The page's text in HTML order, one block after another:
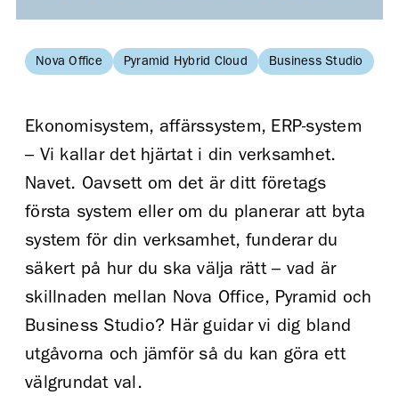
Nova Office Pyramid Hybrid Cloud Business Studio
Ekonomisystem, affärssystem, ERP-system
– Vi kallar det hjärtat i din verksamhet.
Navet. Oavsett om det är ditt företags
första system eller om du planerar att byta
system för din verksamhet, funderar du
säkert på hur du ska välja rätt – vad är
skillnaden mellan Nova Office, Pyramid och
Business Studio? Här guidar vi dig bland
utgåvorna och jämför så du kan göra ett
välgrundat val.